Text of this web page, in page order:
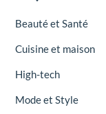
Beauté et Santé
Cuisine et maison
High-tech
Mode et Style